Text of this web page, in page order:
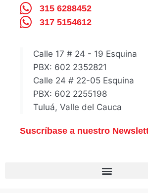
315 6288452
317 5154612
Calle 17 # 24 - 19 Esquina
PBX: 602 2352821
Calle 24 # 22-05 Esquina
PBX: 602 2255198
Tuluá, Valle del Cauca
Suscríbase a nuestro